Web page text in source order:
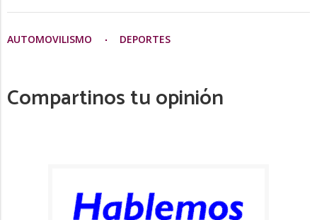
AUTOMOVILISMO DEPORTES
Compartinos tu opinión